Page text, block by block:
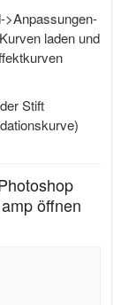
>Anpassungen-
laden und
Stift
öffnen